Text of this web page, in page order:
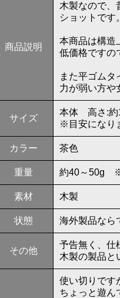
商品説明
木製なので、
ショットです。
本商品は構造
低価格ですの
また平ゴムタ
力が弱い方や
サイズ
本体 高さ:約
※目安になり
カラー 茶色
重量 約40～50g ※
素材 木製
状態 海外製品なら
その他
予告無く、仕
木製の製品と
使い切りです
ちょっと遊ん